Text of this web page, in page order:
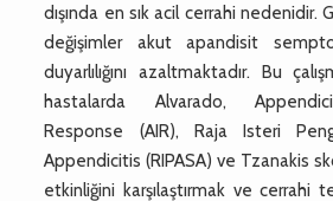
dışında en sık acil cerrahi
değişimler akut apandisit
duyarlılığını azaltmaktadır. Bu
hastalarda Alvarado,
Response (AIR), Raja Isteri
Appendicitis (RIPASA) ve Tzanakis
etkinliğini karşılaştırmak ve cerrahi